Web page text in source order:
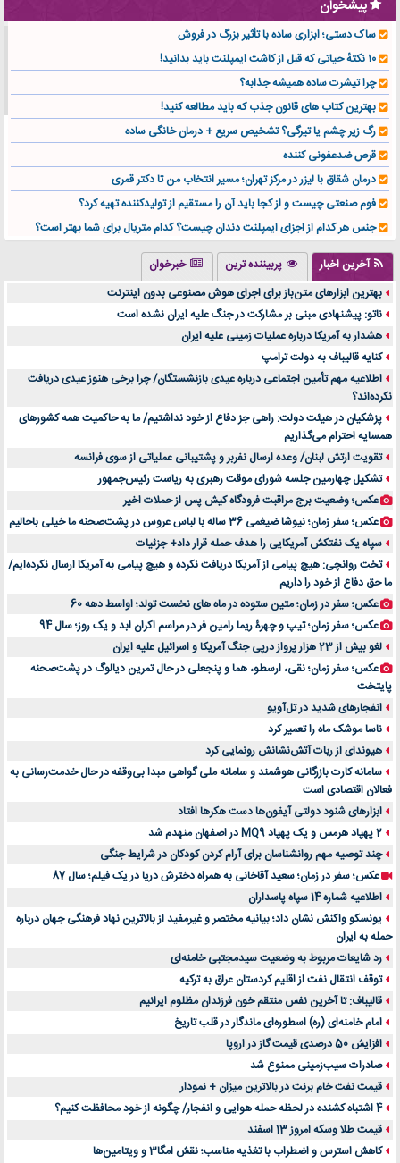
پیشخوان
ساک دستی؛ ابزاری ساده با تأثیر بزرگ در فروش
۱۰ نکتهٔ حیاتی که قبل از کاشت ایمپلنت باید بدانید!
چرا تیشرت ساده همیشه جذابه؟
بهترین کتاب های قانون جذب که باید مطالعه کنید!
رگ زیر چشم یا تیرگی؟ تشخیص سریع + درمان خانگی ساده
قرص ضدعفونی کننده
درمان شقاق با لیزر در مرکز تهران؛ مسیر انتخاب من تا دکتر قمری
فوم صنعتی چیست و از کجا باید آن را مستقیم از تولیدکننده تهیه کرد؟
جنس هر کدام از اجزای ایمپلنت دندان چیست؟ کدام متریال برای شما بهتر است؟
تولید لیوان کاغذی یک کسب‌ و کار پر سود و رو‌ به‌ رشد در بازار ایران
درد زانو بعد از تمرین با تردمیل؟ شاید مشکل از این انتخاب باشد
آینده موسیقی هم‌اکنون در اینجاست
بهترین راه تبلیغات کلینیک زیبایی و افزایش مشتری کدام است؟
مقایسه قالب آسترا با وودمارت و فلت‌سام (فارسی)
خرید سمعک کارکرده یا دست دوم | نکات مهم قبل از تصمیم‌گیری
خرید و فروش قطعات سرور دست دوم در ماهان شبکه ایرانیان
اهمیت انتخاب بهترین وکیل در سعادت آباد برای پرونده‌های حساس و کلان
لیفتراک صفر؛ راهنمای جامع خرید، قیمت و فروش در ایران
راهنمای جامع بهترین کفش ورزشی برای دویدن و استفاده روزمره | بررسی ۱۲ مدل برتر
آخرین اخبار پربیننده ترین
خبرخوان
بهترین ابزارهای متن‌باز برای اجرای هوش مصنوعی بدون اینترنت
ناتو: پیشنهادی مبنی بر مشارکت در جنگ علیه ایران نشده است
هشدار به آمریکا درباره عملیات زمینی علیه ایران
کنایه قالیباف به دولت ترامپ
اطلاعیه مهم تأمین اجتماعی درباره عیدی بازنشستگان/ چرا برخی هنوز عیدی دریافت
نکرده‌اند؟
پزشکیان در هیئت دولت: راهی جز دفاع از خود نداشتیم/ ما به حاکمیت همه کشورهای
همسایه احترام می‌گذاریم
تقویت ارتش لبنان/ وعده ارسال نفربر و پشتیبانی عملیاتی از سوی فرانسه
تشکیل چهارمین جلسه شورای موقت رهبری به ریاست رئیس‌جمهور
عکس؛ وضعیت برج مراقبت فرودگاه کیش پس از حملات اخیر
عکس؛ سفر زمان؛ نیوشا ضیغمی 36 ساله با لباس عروس در پشت‌صحنه ما خیلی باحالیم
سپاه یک نفتکش آمریکایی را هدف حمله قرار داد+ جزئیات
تخت روانچی: هیچ پیامی از آمریکا دریافت نکرده و هیچ پیامی به آمریکا ارسال نکرده‌ایم/
ما حق دفاع از خود را داریم
عکس؛ سفر در زمان؛ متین ستوده در ماه های نخست تولد؛ اواسط دهه 60
عکس؛ سفر زمان؛ تیپ و چهرۀ ریما رامین فر در مراسم اکران ابد و یک روز؛ سال 94
لغو بیش از 23 هزار پرواز درپی جنگ آمریکا و اسرائیل علیه ایران
عکس؛ سفر زمان؛ نقی، ارسطو، هما و پنجعلی در حال تمرین دیالوگ در پشت‌صحنه
پایتخت
انفجارهای شدید در تل‌آویو
ناسا موشک ماه را تعمیر کرد
هیوندای از ربات آتش‌نشانش رونمایی کرد
سامانه کارت بازرگانی هوشمند و سامانه ملی گواهی مبدا بی‌وقفه در حال خدمت‌رسانی به
فعالان اقتصادی است
ابزارهای شنود دولتی آیفون‌ها دست هکرها افتاد
2 پهپاد هرمس و یک پهپاد MQ9 در اصفهان منهدم شد
چند توصیه مهم روانشناسان برای آرام کردن کودکان در شرایط جنگی
عکس؛ سفر در زمان؛ سعید آقاخانی به همراه دخترش دریا در یک فیلم؛ سال 87
اطلاعیه شماره 14 سپاه پاسداران
یونسکو واکنش نشان داد؛ بیانیه مختصر و غیرمفید از بالاترین نهاد فرهنگی جهان درباره
حمله به ایران
رد شایعات مربوط به وضعیت سیدمجتبی خامنه‌ای
توقف انتقال نفت از اقلیم کردستان عراق به ترکیه
قالیباف: تا آخرین نفس منتقم خون فرزندان مظلوم ایرانیم
امام خامنه‌ای (ره) اسطوره‌ای ماندگار در قلب تاریخ
افزایش 50 درصدی قیمت گاز در اروپا
صادرات سیب‌زمینی ممنوع شد
قیمت نفت خام برنت در بالاترین میزان + نمودار
4 اشتباه کشنده در لحظه حمله هوایی و انفجار/ چگونه از خود محافظت کنیم؟
قیمت طلا وسکه امروز 13 اسفند
کاهش استرس و اضطراب با تغذیه مناسب؛ نقش امگا3 و ویتامین‌ها